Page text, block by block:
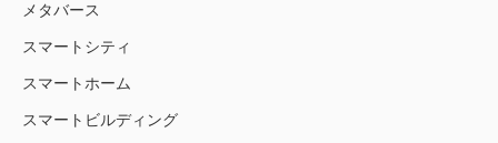
メタバース
スマートシティ
スマートホーム
スマートビルディング